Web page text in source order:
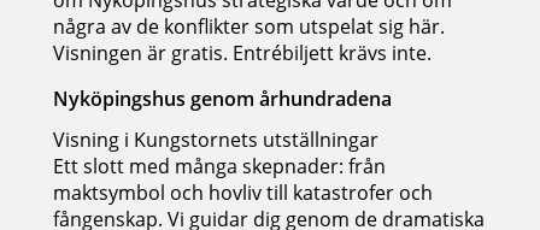
några av de konflikter som utspelat sig här.
Visningen är gratis. Entrébiljett krävs inte.
Nyköpingshus genom århundradena
Visning i Kungstornets utställningar
Ett slott med många skepnader: från
maktsymbol och hovliv till katastrofer och
fångenskap. Vi guidar dig genom de dramatiska